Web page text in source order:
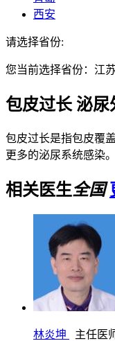
西安
请选择省份:
您当前选择省份： 江苏
包皮过长 泌尿
包皮过长是指包皮覆
更多的泌尿系统感染
相关医生全国
林炎坤 主任医